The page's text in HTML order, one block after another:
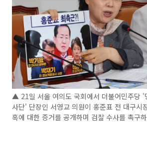
▲ 21일 서울 여의도 국회에서 더불어민주당 '
사단' 단장인 서영교 의원이 홍준표 전 대구시
혹에 대한 증거를 공개하며 검찰 수사를 촉구